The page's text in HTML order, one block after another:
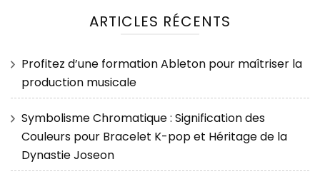
ARTICLES RÉCENTS
Profitez d’une formation Ableton pour maîtriser la
production musicale
Symbolisme Chromatique : Signification des
Couleurs pour Bracelet K-pop et Héritage de la
Dynastie Joseon